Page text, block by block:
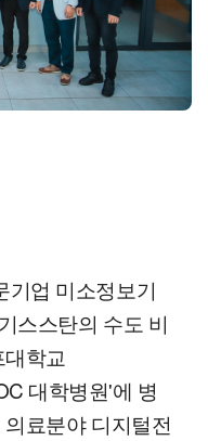
기업 미소정보기
스스탄의 수도 비
학교
대학병원'에 병
료분야 디지털전